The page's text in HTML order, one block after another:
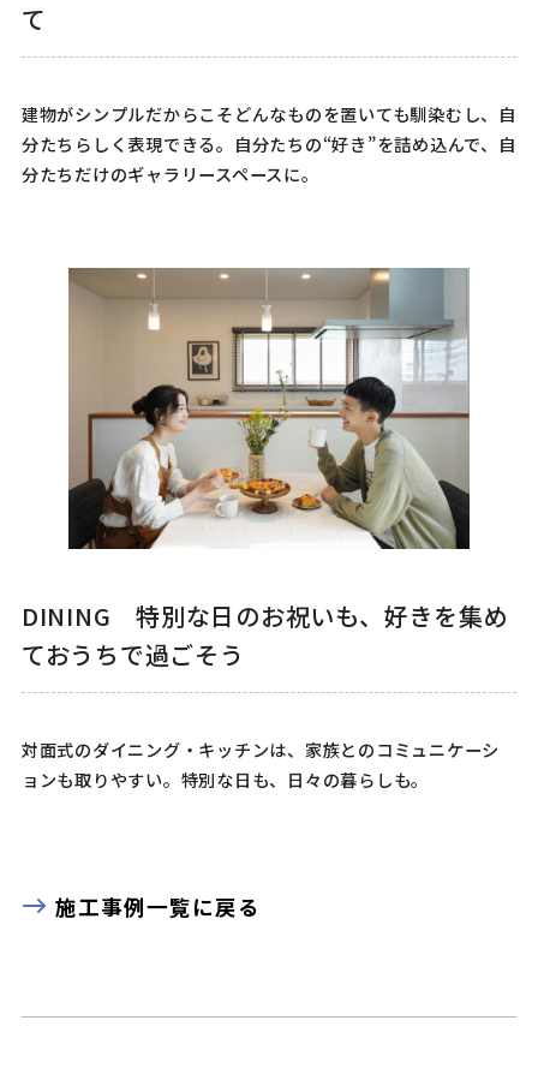
て
建物がシンプルだからこそどんなものを置いても馴染むし、自
分たちらしく表現できる。自分たちの“好き”を詰め込んで、自
分たちだけのギャラリースペースに。
DINING 特別な日のお祝いも、好きを集め
ておうちで過ごそう
対面式のダイニング・キッチンは、家族とのコミュニケーシ
ョンも取りやすい。特別な日も、日々の暮らしも。
施工事例一覧に戻る